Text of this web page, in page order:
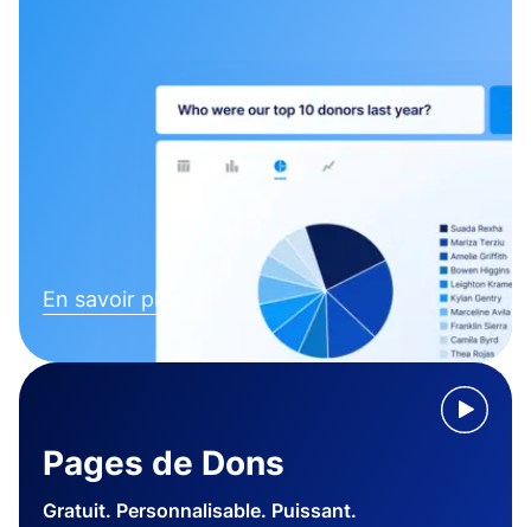
En savoir plus
Pages de Dons
Gratuit. Personnalisable. Puissant.